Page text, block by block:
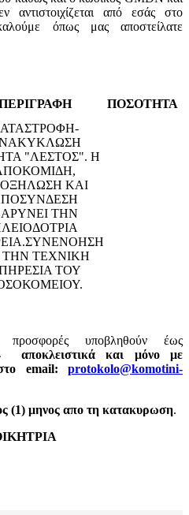
από εσάς στο
όπως μας αποστείλατε
ΠΟΣΟΤΗΤΑ
"ΛΕΣΤΟΣ". Η
ΚΑΙ
ΤΗΝ
ΤΕΧΝΙΚΗ
ΤΟΥ
υποβληθούν έως
αποκλειστικά και μόνο με
email: protokolo@komotini-
(1) μηνος απο τη κατακυρωση.